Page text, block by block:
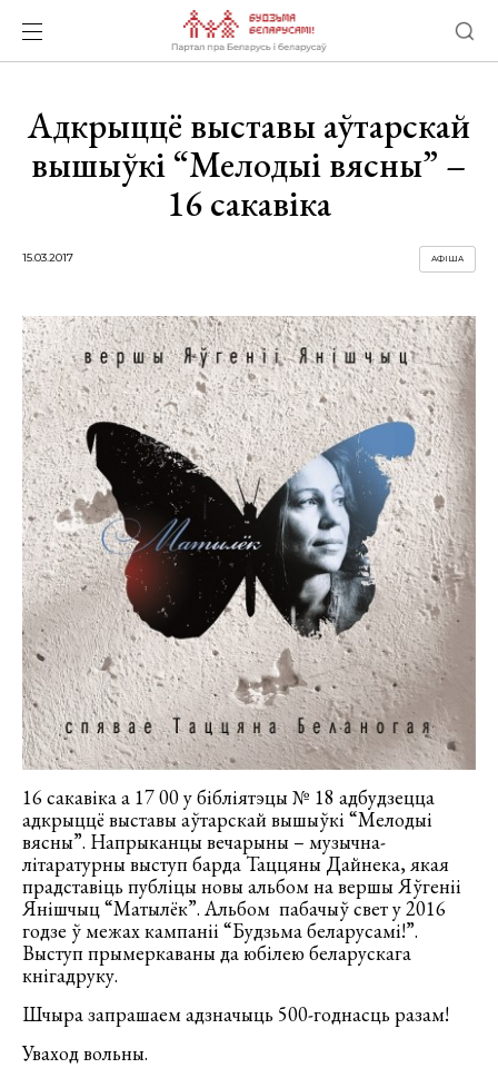
Адкрыццё выставы аўтарскай
вышыўкі “Мелодыі вясны” –
16 сакавіка
15.03.2017 АФІША
16 сакавіка а 17 00 у бібліятэцы № 18 адбудзецца
адкрыццё выставы аўтарскай вышыўкі “Мелодыі
вясны”. Напрыканцы вечарыны – музычна-
літаратурны выступ барда Таццяны Дайнека, якая
прадставіць публіцы новы альбом на вершы Яўгеніі
Янішчыц “Матылёк”. Альбом пабачыў свет у 2016
годзе ў межах кампаніі “Будзьма беларусамі!”.
Выступ прымеркаваны да юбілею беларускага
кнігадруку.
Шчыра запрашаем адзначыць 500-годнасць разам!
Уваход вольны.